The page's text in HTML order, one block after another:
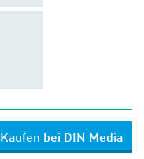
Kaufen bei DIN Media